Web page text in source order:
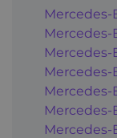
Mercedes-
Mercedes-
Mercedes-
Mercedes-
Mercedes-
Mercedes-
Mercedes-